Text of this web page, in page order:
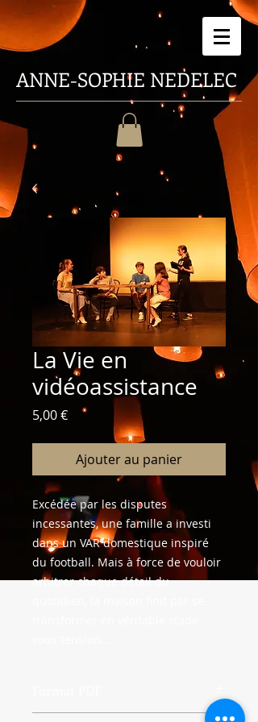
ANNE-SOPHIE NEDELEC
La Vie en
vidéoassistance
5,00 €Prix
Ajouter au panier
Excédée par les disputes
incessantes, une famille a investi
dans un VAR domestique inspiré
du football. Mais à force de vouloir
arbitrer chaque détail du